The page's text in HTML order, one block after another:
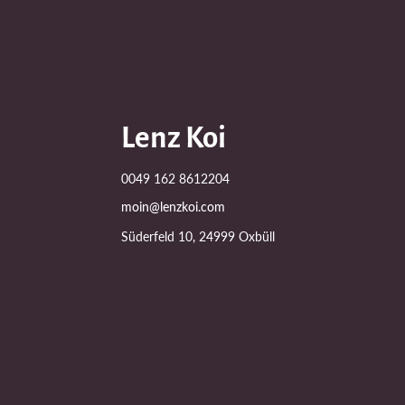
Lenz Koi
0049 162 8612204
moin@lenzkoi.com
Süderfeld 10, 24999 Oxbüll